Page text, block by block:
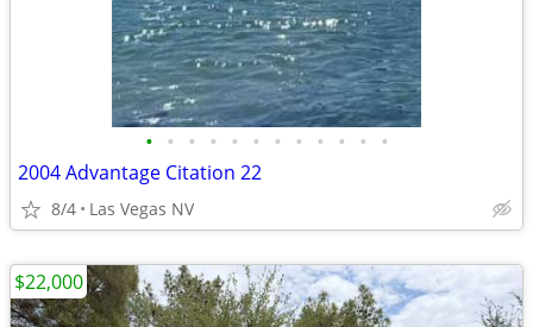
• • • • • • • • • • • •
2004 Advantage Citation 22
8/4 Las Vegas NV
$22,000